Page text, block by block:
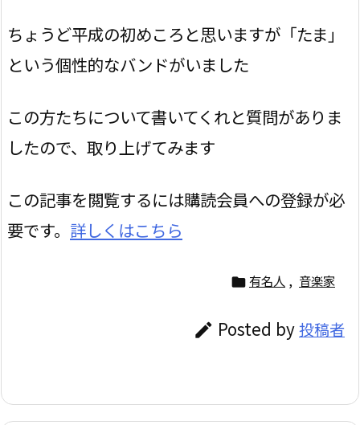
ちょうど平成の初めころと思いますが「たま」
という個性的なバンドがいました
この方たちについて書いてくれと質問がありま
したので、取り上げてみます
この記事を閲覧するには購読会員への登録が必
要です。 詳しくはこちら
 有名人 , 音楽家
 Posted by投稿者